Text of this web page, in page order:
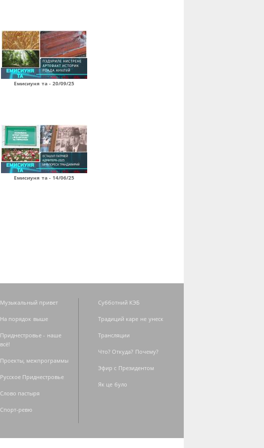
Емисиуня та - 20/09/25
Емисиуня та - 14/06/25
Музыкальный привет
На порядок выше
Приднестровье - наше
всё!
Проекты, межпрограммы
Русское Приднестровье
Слово пастыря
Спорт-ревю
Субботний КЭБ
Традиций каре не унеск
Трансляции
Что? Откуда? Почему?
Эфир с Президентом
Як це було